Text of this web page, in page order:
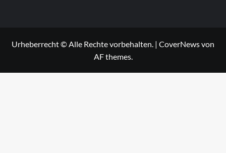
Urheberrecht © Alle Rechte vorbehalten. | CoverNewsvon
AF themes.